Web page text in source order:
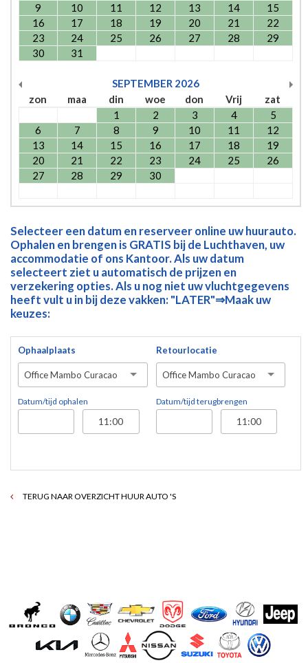
9
10 11 12 13 14
15
16
17 18 19 20 21
22
23
24 25 26 27 28
29
30
31
SEPTEMBER 2026
zon
maa din woe don Vrij
zat
1
2 3 4
5
6
7 8 9 10 11
12
13
14 15 16 17 18
19
20
21 22 23 24 25
26
27
28 29 30
Selecteer een datum en reserveer online uw huurauto.
Ophalen en brengen is GRATIS bij de Luchthaven, uw
accommodatie of ons Kantoor. Als uw datum
selecteert ziet u automatisch de prijzen en
verzekering opties. Als u nog niet uw vluchtgegevens
heeft vult u in bij deze vakken: "LATER"⇒Maak uw
keuzes:
Ophaalplaats
Office Mambo Curacao
Datum/tijd ophalen
Retourlocatie
Office Mambo Curacao
Datum/tijd terugbrengen
TERUG NAAR OVERZICHT HUUR AUTO 'S